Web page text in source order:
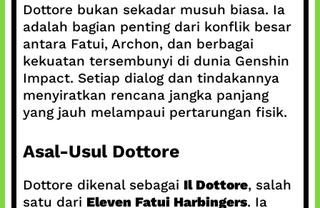
Dottore bukan sekadar musuh biasa. Ia
adalah bagian penting dari konflik besar
antara Fatui, Archon, dan berbagai
kekuatan tersembunyi di dunia Genshin
Impact. Setiap dialog dan tindakannya
menyiratkan rencana jangka panjang
yang jauh melampaui pertarungan fisik.
Asal-Usul Dottore
Dottore dikenal sebagai Il Dottore, salah
satu dari Eleven Fatui Harbingers. Ia